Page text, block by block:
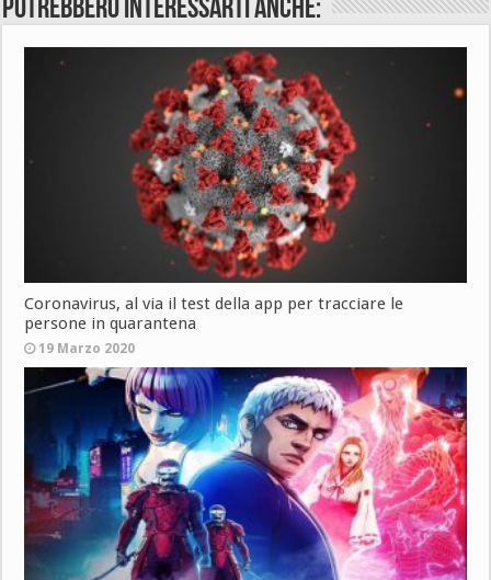
Potrebbero interessarti anche:
Coronavirus, al via il test della app per tracciare le
persone in quarantena
19 Marzo 2020